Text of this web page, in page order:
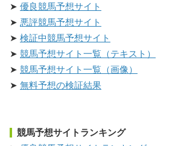
優良競馬予想サイト
悪評競馬予想サイト
検証中競馬予想サイト
競馬予想サイト一覧（テキスト）
競馬予想サイト一覧（画像）
無料予想の検証結果
競馬予想サイトランキング